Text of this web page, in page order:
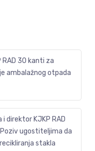
RAD 30 kanti za
ambalažnog otpada
i direktor KJKP RAD
ugostiteljima da
stakla